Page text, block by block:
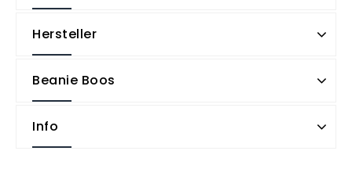
Hersteller
Beanie Boos
Info